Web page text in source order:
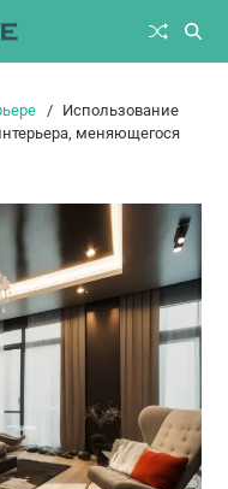
Использование
меняющегося